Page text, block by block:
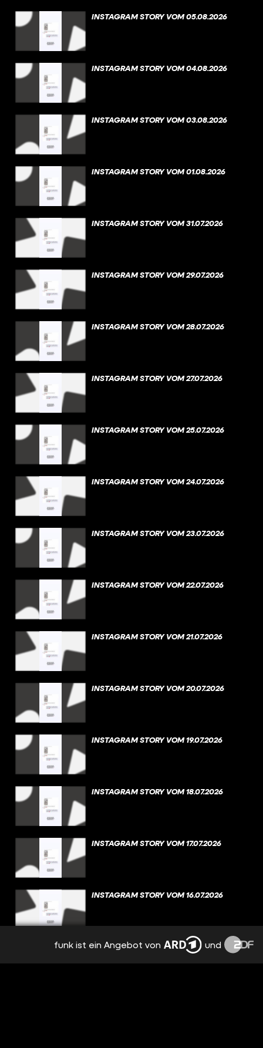
INSTAGRAM STORY VOM 05.08.2026
INSTAGRAM STORY VOM 04.08.2026
INSTAGRAM STORY VOM 03.08.2026
INSTAGRAM STORY VOM 01.08.2026
INSTAGRAM STORY VOM 31.07.2026
INSTAGRAM STORY VOM 29.07.2026
INSTAGRAM STORY VOM 28.07.2026
INSTAGRAM STORY VOM 27.07.2026
INSTAGRAM STORY VOM 25.07.2026
INSTAGRAM STORY VOM 24.07.2026
INSTAGRAM STORY VOM 23.07.2026
INSTAGRAM STORY VOM 22.07.2026
INSTAGRAM STORY VOM 21.07.2026
INSTAGRAM STORY VOM 20.07.2026
INSTAGRAM STORY VOM 19.07.2026
INSTAGRAM STORY VOM 18.07.2026
INSTAGRAM STORY VOM 17.07.2026
INSTAGRAM STORY VOM 16.07.2026
INSTAGRAM STORY VOM 15.07.2026
funk ist ein Angebot von und